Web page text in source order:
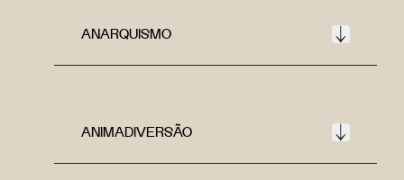
ANARQUISMO
ANIMADIVERSÃO